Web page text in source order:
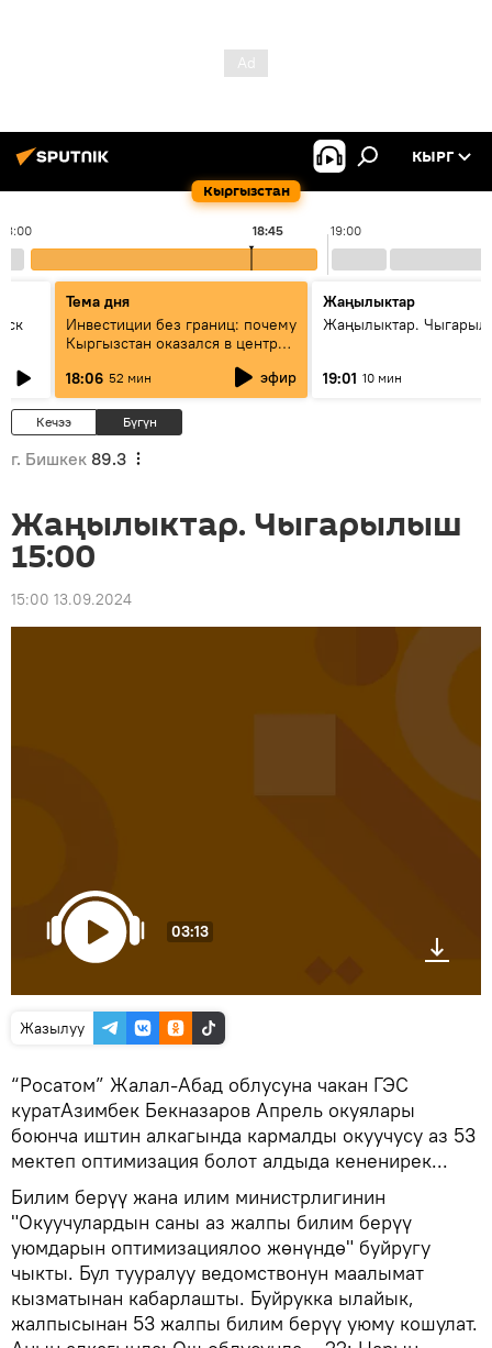
Кыргызстан
КЫРГ
18:00 19:00
18:45
Тема дня
Инвестиции без границ: почему
Кыргызстан оказался в центре
18:06 52 мин эфир
Жаңылыктар
Жаңылыктар.
19:01 10 мин
Кечээ Бүгүн
г. Бишкек 89.3
Жаңылыктар. Чыгарылыш
15:00
15:00 13.09.2024
03:13
Жазылуу
“Росатом” Жалал-Абад облусуна чакан ГЭС
куратАзимбек Бекназаров Апрель окуялары
боюнча иштин алкагында кармалды окуучусу аз 53
мектеп оптимизация болот алдыда кененирек...
Билим берүү жана илим министрлигинин
"Окуучулардын саны аз жалпы билим берүү
уюмдарын оптимизациялоо жөнүндө" буйругу
чыкты. Бул тууралуу ведомствонун маалымат
кызматынан кабарлашты. Буйрукка ылайык,
жалпысынан 53 жалпы билим берүү уюму кошулат.